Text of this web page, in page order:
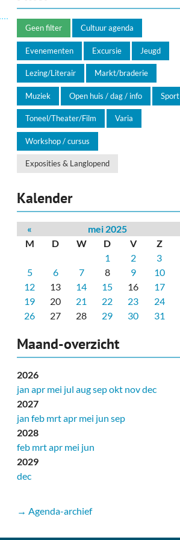
Geen filter Cultuur agenda
Evenementen Excursie Jeugd
Lezing/Literair Markt/braderie
Muziek Open huis / dag / info Sport
Toneel/Theater/Film Varia
Workshop / cursus
Exposities & Langlopend
Kalender
« mei 2025
M
D W D V Z
1
2 3
5
6 7 8 9 10
12
13 14 15 16 17
19
20 21 22 23 24
26
27 28 29 30 31
Maand-overzicht
2026
jan apr mei jul augsepokt novdec
2027
jan feb mrtapr mei jun sep
2028
feb mrtapr mei jun
2029
dec
→ Agenda-archief